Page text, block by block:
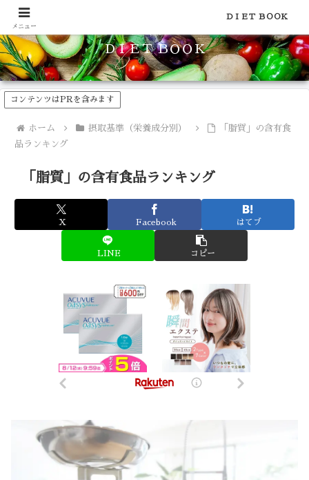
食品のカロリーや糖質などの栄養素がわかる！健康やダイエットに
ＤＩＥＴ ＢＯＯＫ
コンテンツはPRを含みます
ホーム 摂取基準（栄養成分別）
「脂質」の含有食
品ランキング
「脂質」の含有食品ランキング
X Facebook はてブ
LINE コピー
メニュー
ＤＩＥＴ ＢＯＯＫ